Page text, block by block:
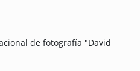
de fotografía "David